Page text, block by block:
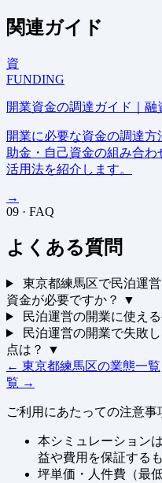
関連ガイド
資
FUNDING
開業資金の調達ガイド｜
開業に必要な資金の調達
助金・自己資金の組み合
活用法を紹介します。
→
09 · FAQ
よくある質問
東京都練馬区で民泊運
資金が必要ですか？
▼
民泊運営の開業に使え
民泊運営の開業で失敗
点は？
▼
← 東京都練馬区の業態一覧
覧 →
ご利用にあたっての注意事
本シミュレーション
益や費用を保証する
坪単価・人件費（最